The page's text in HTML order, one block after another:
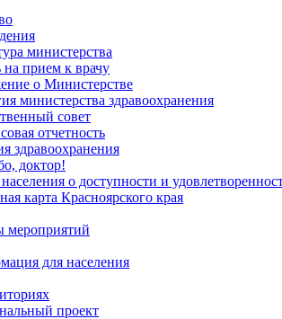
министерства
на прием к врачу
о Министерстве
министерства здравоохранения
совет
отчетность
здравоохранения
доктор!
о доступности и
карта Красноярского края
мероприятий
для населения
проект